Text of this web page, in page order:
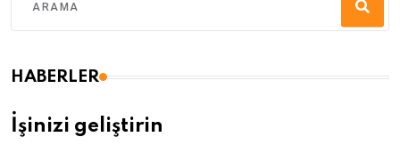
HABERLER
İşinizi geliştirin